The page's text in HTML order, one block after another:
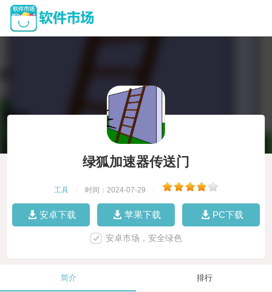
绿狐加速器传送门
工具 时间：2024-07-29
安卓下载 苹果下载 PC下载
安卓市场，安全绿色
简介 排行